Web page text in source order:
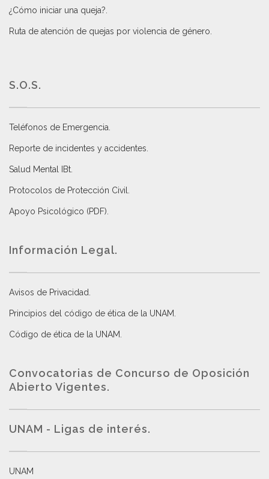
¿Cómo iniciar una queja?
Ruta de atención de quejas por violencia de género
S.O.S.
Teléfonos de Emergencia.
Reporte de incidentes y accidentes
Salud Mental IBt
Protocolos de Protección Civil
Apoyo Psicológico (PDF)
Información Legal.
Avisos de Privacidad
Principios del código de ética de la UNAM
Código de ética de la UNAM
Convocatorias de Concurso de Oposición
Abierto Vigentes.
UNAM - Ligas de interés.
UNAM